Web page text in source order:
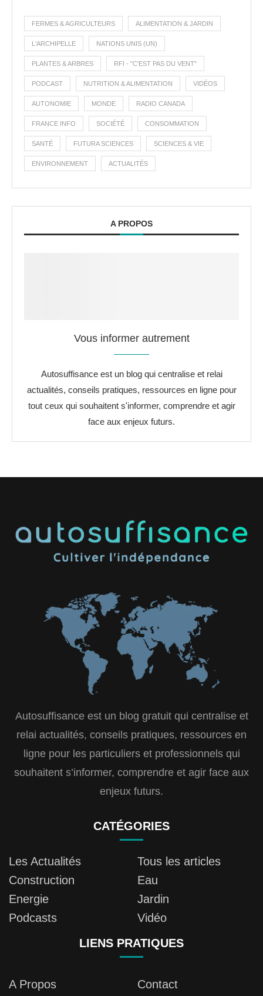
FERMES & AGRICULTEURS ALIMENTATION & JARDIN
L'ARCHIPELLE NATIONS UNIS (UN)
PLANTES & ARBRES RFI - "C'EST PAS DU VENT"
PODCAST NUTRITION & ALIMENTATION VIDÉOS
AUTONOMIE MONDE RADIO CANADA
FRANCE INFO SOCIÉTÉ CONSOMMATION
SANTÉ FUTURA SCIENCES SCIENCES & VIE
ENVIRONNEMENT ACTUALITÉS
A PROPOS
Vous informer autrement
Autosuffisance est un blog qui centralise et relai
actualités, conseils pratiques, ressources en ligne pour
tout ceux qui souhaitent s'informer, comprendre et agir
face aux enjeux futurs.
Autosuffisance est un blog gratuit qui centralise et
relai actualités, conseils pratiques, ressources en
ligne pour les particuliers et professionnels qui
souhaitent s’informer, comprendre et agir face aux
enjeux futurs.
CATÉGORIES
Les Actualités
Tous les articles
Construction
Eau
Energie
Jardin
Podcasts
Vidéo
LIENS PRATIQUES
A Propos
Contact